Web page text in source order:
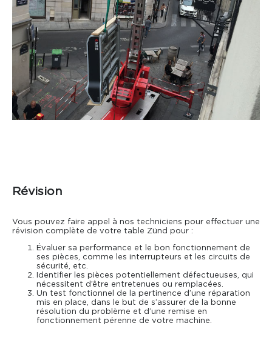
Révision
Vous pouvez faire appel à nos techniciens pour effectuer une
révision complète de votre table Zünd pour :
Évaluer sa performance et le bon fonctionnement de
ses pièces, comme les interrupteurs et les circuits de
sécurité, etc.
Identifier les pièces potentiellement défectueuses, qui
nécessitent d’être entretenues ou remplacées.
Un test fonctionnel de la pertinence d’une réparation
mis en place, dans le but de s’assurer de la bonne
résolution du problème et d’une remise en
fonctionnement pérenne de votre machine.